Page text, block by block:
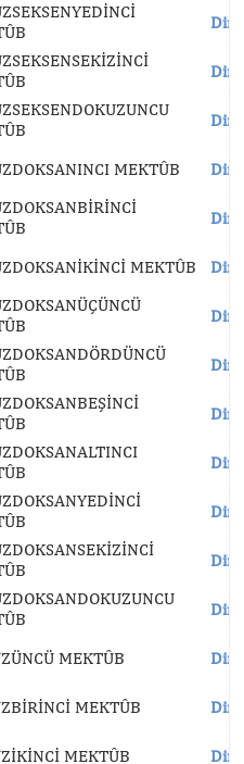
MEKTÛB
MEKTÛB
MEKTÛB
MEKTÛB
MEKTÛB